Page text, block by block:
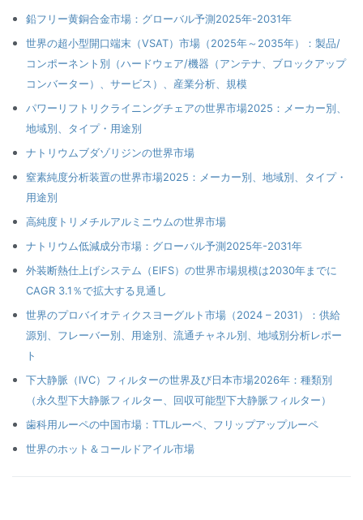
鉛フリー黄銅合金市場：グローバル予測2025年-2031年
世界の超小型開口端末（VSAT）市場（2025年～2035年）：製品/
コンポーネント別（ハードウェア/機器（アンテナ、ブロックアップ
コンバーター）、サービス）、産業分析、規模
パワーリフトリクライニングチェアの世界市場2025：メーカー別、
地域別、タイプ・用途別
ナトリウムブダゾリジンの世界市場
窒素純度分析装置の世界市場2025：メーカー別、地域別、タイプ・
用途別
高純度トリメチルアルミニウムの世界市場
ナトリウム低減成分市場：グローバル予測2025年-2031年
外装断熱仕上げシステム（EIFS）の世界市場規模は2030年までに
CAGR 3.1％で拡大する見通し
世界のプロバイオティクスヨーグルト市場（2024 – 2031）：供給
源別、フレーバー別、用途別、流通チャネル別、地域別分析レポー
ト
下大静脈（IVC）フィルターの世界及び日本市場2026年：種類別
（永久型下大静脈フィルター、回収可能型下大静脈フィルター）
歯科用ルーペの中国市場：TTLルーペ、フリップアップルーペ
世界のホット＆コールドアイル市場